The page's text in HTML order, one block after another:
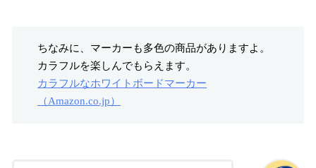
ちなみに、マーカーも多色の商品がありますよ。
カラフルを楽しんでもらえます。
カラフルなホワイトボードマーカー
（Amazon.co.jp）